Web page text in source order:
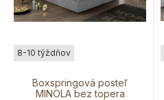
Boxspringová posteľ
MINOLA bez topera
8-10 týždňov